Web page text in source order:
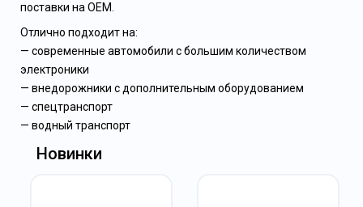
поставки на ОЕМ.
Отлично подходит на:
— современные автомобили с большим количеством
электроники
— внедорожники с дополнительным оборудованием
— спецтранспорт
— водный транспорт
Новинки